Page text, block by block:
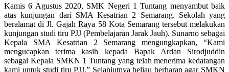
Kamis 6 Agustus 2020, SMK Negeri 1 Tuntang menyambut baik
atas kunjungan dari SMA Kesatrian 2 Semarang. Sekolah yang
beralamat di Jl. Gajah Raya 58 Kota Semarang tersebut melakukan
kunjungan studi tiru PJJ (Pembelajaran Jarak Jauh). Sunarno sebagai
Kepala SMA Kesatrian 2 Semarang mengungkapkan, “Kami
mengucapkan terima kasih kepada Bapak Ardan Sirodjuddin
sebagai Kepala SMKN 1 Tuntang yang telah menerima kedatangan
kami untuk studi tiru PJJ.” Selanjutnya beliau berharap agar SMKN